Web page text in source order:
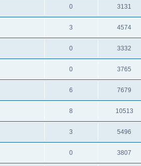
0 3131
3 4574
0 3332
0 3765
6 7679
8 10513
3 5496
0 3807